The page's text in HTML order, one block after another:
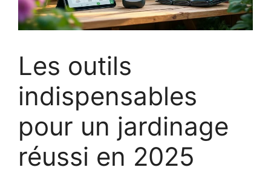
Les outils
indispensables
pour un jardinage
réussi en 2025